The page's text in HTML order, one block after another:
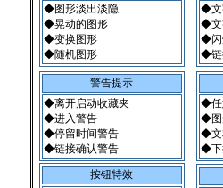
◆图形淡出淡隐
◆晃动的图形
◆变换图形
◆随机图形
◆文
◆文
◆闪
◆链
警告提示
◆离开启动收藏夹
◆进入警告
◆停留时间警告
◆链接确认警告
◆任
◆图
◆文
◆下
按钮特效